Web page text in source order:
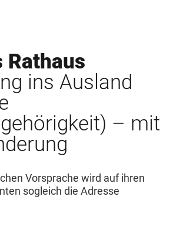
Rathaus
ins Ausland
– mit
Vorsprache wird auf ihren
sogleich die Adresse